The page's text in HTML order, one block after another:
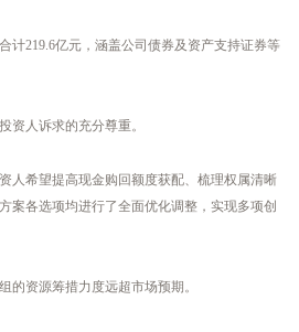
计219.6亿元，涵盖公司债券及资产支持证券等
资人诉求的充分尊重。
人希望提高现金购回额度获配、梳理权属清晰
案各选项均进行了全面优化调整，实现多项创
的资源筹措力度远超市场预期。